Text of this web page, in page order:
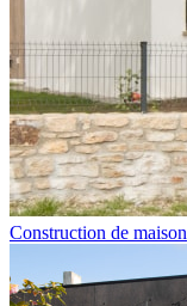
Construction de maison